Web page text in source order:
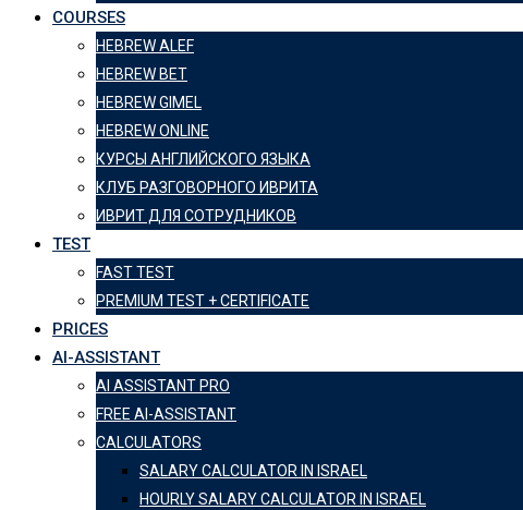
COURSES
HEBREW ALEF
HEBREW BET
HEBREW GIMEL
HEBREW ONLINE
КУРСЫ АНГЛИЙСКОГО ЯЗЫКА
КЛУБ РАЗГОВОРНОГО ИВРИТА
ИВРИТ ДЛЯ СОТРУДНИКОВ
TEST
FAST TEST
PREMIUM TEST + CERTIFICATE
PRICES
AI-ASSISTANT
AI ASSISTANT PRO
FREE AI-ASSISTANT
CALCULATORS
SALARY CALCULATOR IN ISRAEL
HOURLY SALARY CALCULATOR IN ISRAEL